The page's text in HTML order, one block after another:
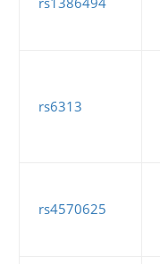
rs6313
rs4570625